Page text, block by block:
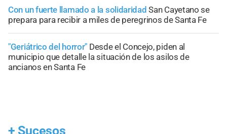
Con un fuerte llamado a la solidaridad San Cayetano se
prepara para recibir a miles de peregrinos de Santa Fe
"Geriátrico del horror" Desde el Concejo, piden al
municipio que detalle la situación de los asilos de
ancianos en Santa Fe
+ Sucesos